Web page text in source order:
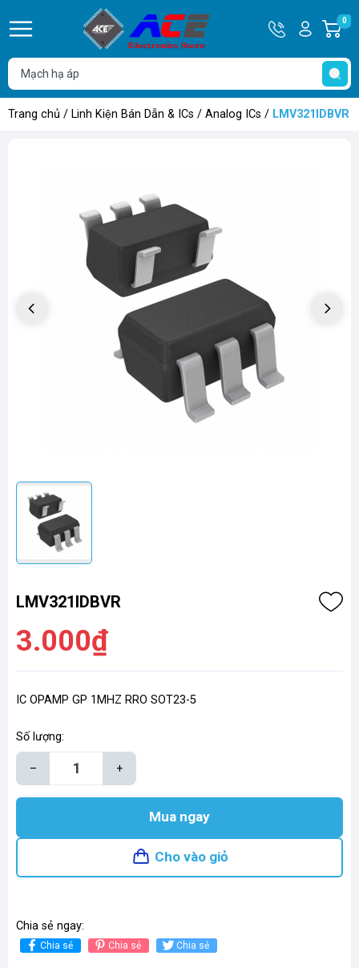
Hotline
0932
762514
Tài
khoản
Hello,
Khách
0
Trang chủ / Linh Kiện Bán Dẫn & ICs / Analog ICs / LMV321IDBVR
LMV321IDBVR
3.000₫
IC OPAMP GP 1MHZ RRO SOT23-5
Số lượng:
– +
Mua ngay
Cho vào giỏ
Chia sẻ ngay:
Chia sẻ Chia sẻ Chia sẻ